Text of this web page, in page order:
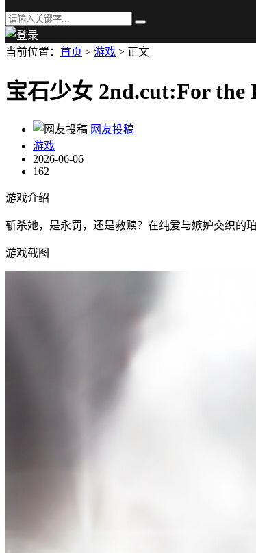
当前位置： 首页 > 游戏 > 正文
宝石少女 2nd.cut:For
网友投稿
游戏
2026-06-06
162
游戏介绍
斩杀她，是永罚，还是救赎？在纯爱与嫉妒交织的
游戏截图